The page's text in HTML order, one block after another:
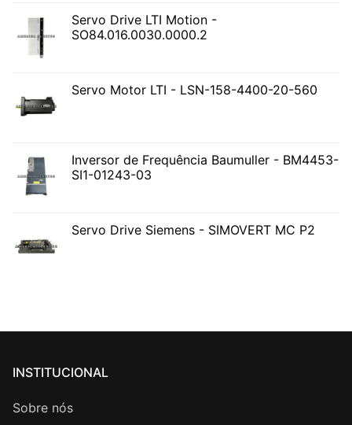
Servo Drive LTI Motion -
SO84.016.0030.0000.2
Servo Motor LTI - LSN-158-4400-20-560
Inversor de Frequência Baumuller - BM4453-
SI1-01243-03
Servo Drive Siemens - SIMOVERT MC P2
INSTITUCIONAL
Sobre nós